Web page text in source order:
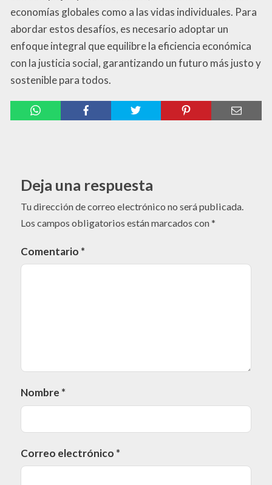
economías globales como a las vidas individuales. Para
abordar estos desafíos, es necesario adoptar un
enfoque integral que equilibre la eficiencia económica
con la justicia social, garantizando un futuro más justo y
sostenible para todos.
Deja una respuesta
Tu dirección de correo electrónico no será publicada.
Los campos obligatorios están marcados con*
Comentario *
Nombre *
Correo electrónico *